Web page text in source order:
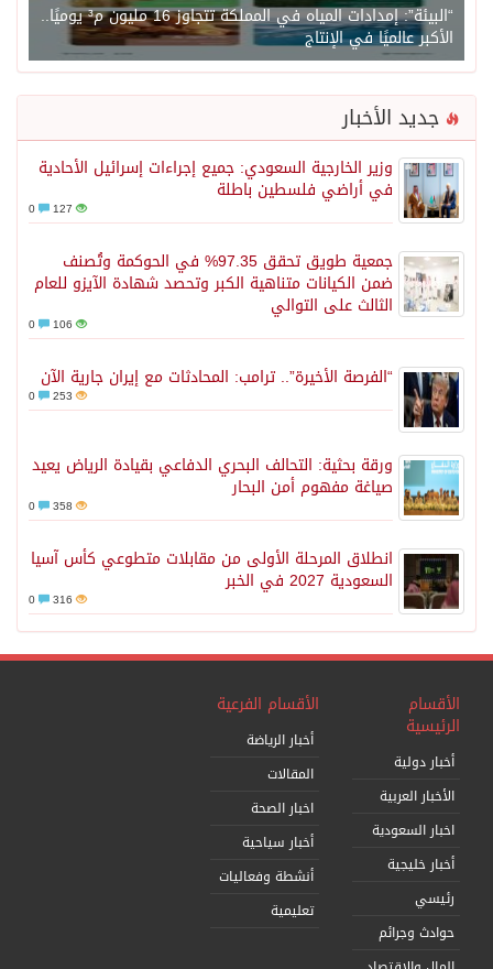
“البيئة”: إمدادات المياه في المملكة تتجاوز 16 مليون م³ يوميًا..
الأكبر عالميًا في الإنتاج
جديد الأخبار
وزير الخارجية السعودي: جميع إجراءات إسرائيل الأحادية
في أراضي فلسطين باطلة
127
جمعية طويق تحقق 97.35% في الحوكمة وتُصنف
ضمن الكيانات متناهية الكبر وتحصد شهادة الآيزو للعام
الثالث على التوالي
106
“الفرصة الأخيرة”.. ترامب: المحادثات مع إيران جارية الآن
253
ورقة بحثية: التحالف البحري الدفاعي بقيادة الرياض يعيد
صياغة مفهوم أمن البحار
358
انطلاق المرحلة الأولى من مقابلات متطوعي كأس آسيا
السعودية 2027 في الخبر
316
الأقسام
الرئيسية
أخبار دولية
الأخبار العربية
اخبار السعودية
أخبار خليجية
رئيسي
حوادث وجرائم
الأقسام الفرعية
أخبار الرياضة
المقالات
اخبار الصحة
أخبار سياحية
أنشطة وفعاليات
تعليمية